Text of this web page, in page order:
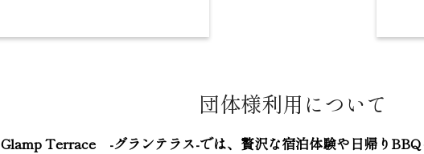
団体様利用について
Glamp Terrace -グランテラス-では、 贅沢な宿泊体験や日帰りBBQ